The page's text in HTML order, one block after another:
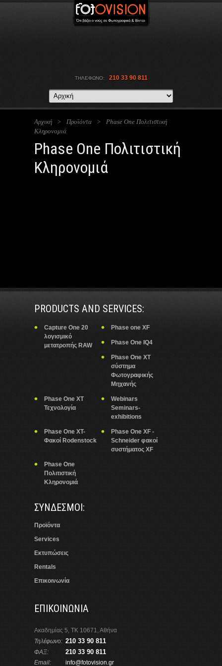
ΤΗΛΕΦΩΝΟ: 210 33 90 811
Αρχική > Προϊόντα >
Phase One Πολιτιστική
Κληρονομιά
Phase One Πολιτιστική
Κληρονομιά
PRODUCTS AND SERVICES:
Capture One 20
λογισμικό
μετατροπής RAW
Phase one XF
Phase One IQ4
Phase One XT
σύστημα
Φωτογραφικής
Μηχανής
Phase One XT
Τεχνολογία
Webinars
Seminars-
exhibitions
Phase One XT-
Φακοί Rodenstock
Phase One XF -
Schneider φακοί
συστήματος XF
Phase One
Πολιτιστική
Κληρονομιά
ΣΥΝΔΕΣΜΟΙ:
Προϊόντα
Services
Εκτυπώσεις
Rentals
Επικοινωνία
ΕΠΙΚΟΙΝΩΝΙΑ
Ακαδημίας 5, ΤΚ 10671, Αθήνα
Τηλέφωνο: 210 33 90 811
ΦΑΞ: 210 33 90 811
Email: info@fotovision.gr